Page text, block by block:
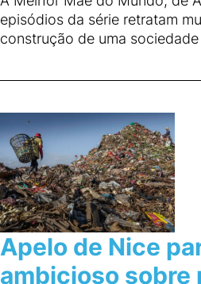
episódios da série retratam
construção de uma
Apelo de Nice
ambicioso sobre